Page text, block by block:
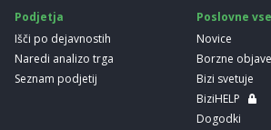
Podjetja
Išči po dejavnostih
Naredi analizo trga
Seznam podjetij
Poslovne
Novice
Borzne objave
Bizi svetuje
BiziHELP
Dogodki